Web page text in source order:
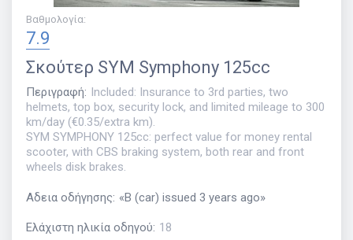
Βαθμολογία:
7.9
Σκούτερ SYM Symphony 125cc
Περιγραφή: Included: Insurance to 3rd parties, two
helmets, top box, security lock, and limited mileage to 300
km/day (€0.35/extra km).
SYM SYMPHONY 125cc: perfect value for money rental
scooter, with CBS braking system, both rear and front
wheels disk brakes.
Αδεια οδήγησης: «B (car) issued 3 years ago»
Ελάχιστη ηλικία οδηγού: 18